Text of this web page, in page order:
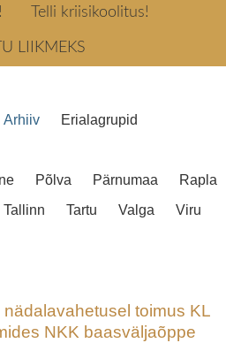
esmaspäev
Telli kriisikoolitus!
LIIKMEKS
Arhiiv
Erialagrupid
Põlva Pärnumaa
Rapla
Tallinn Tartu Valga
Viru
toimus KL
NKK baasväljaõppe